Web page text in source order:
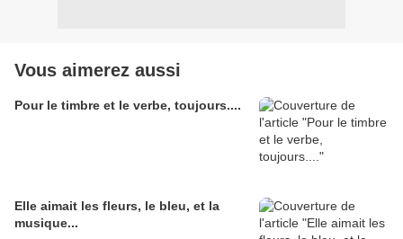
Vous aimerez aussi
Pour le timbre et le verbe, toujours....
Elle aimait les fleurs, le bleu, et la
musique...